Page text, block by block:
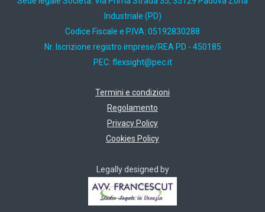
Industriale (PD)
Codice Fiscale e P.IVA: 05192830288
Nr. Iscrizione registro imprese/REA PD - 450185
PEC: ti.cep@thgisxelf
Termini e condizioni
Regolamento
Privacy Policy
Cookies Policy
Legally designed by